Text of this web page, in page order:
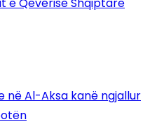
Al-Aksa kanë ngjallur